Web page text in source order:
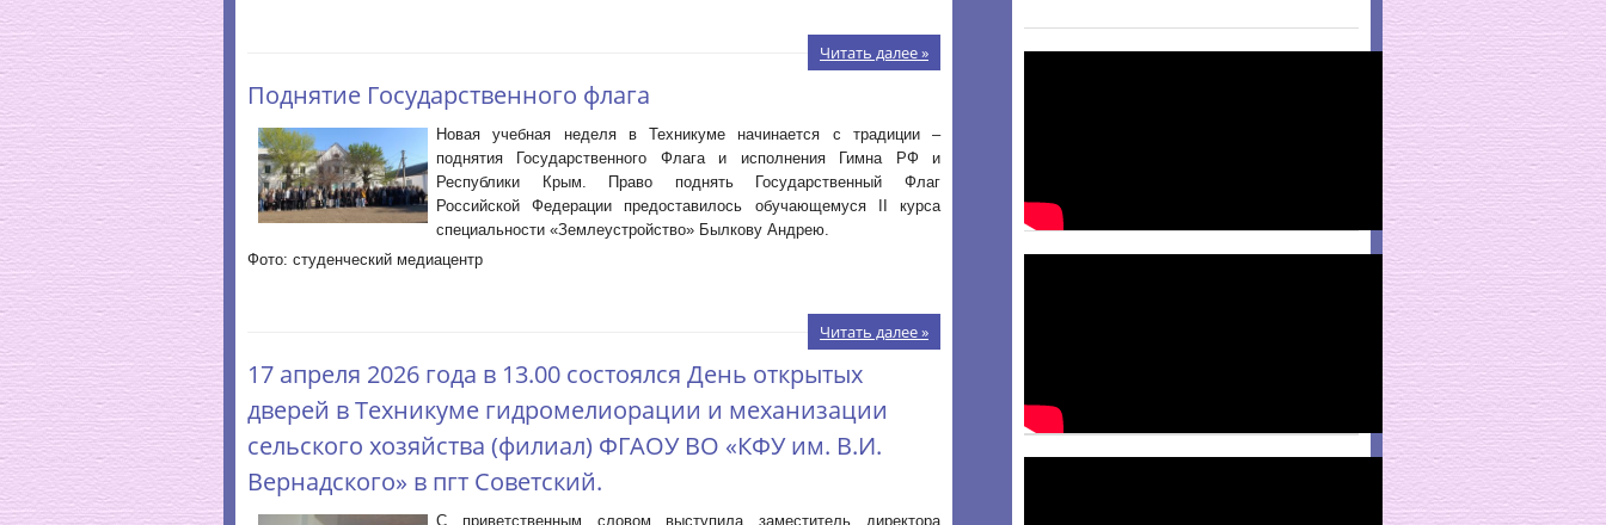
Читать далее »
Поднятие Государственного флага
Новая учебная неделя в Техникуме начинается с традиции –
поднятия Государственного Флага и исполнения Гимна РФ и
Республики Крым. Право поднять Государственный Флаг
Российской Федерации предоставилось обучающемуся II курса
специальности «Землеустройство» Былкову Андрею.
Фото: студенческий медиацентр
Читать далее »
17 апреля 2026 года в 13.00 состоялся День открытых
дверей в Техникуме гидромелиорации и механизации
сельского хозяйства (филиал) ФГАОУ ВО «КФУ им. В.И.
Вернадского» в пгт Советский.
С приветственным словом выступила заместитель директора